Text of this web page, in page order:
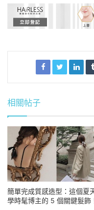
相關帖子
簡單完成質感造型：這個夏
學時髦博主的 5 個關鍵髮飾